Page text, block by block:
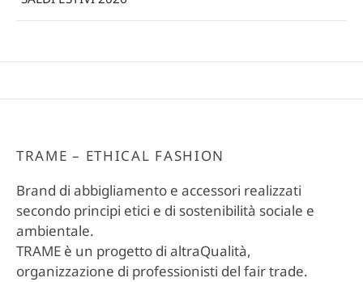
TRAME – ETHICAL FASHION
Brand di abbigliamento e accessori realizzati
secondo principi etici e di sostenibilità sociale e
ambientale.
TRAME è un progetto di altraQualità,
organizzazione di professionisti del fair trade.